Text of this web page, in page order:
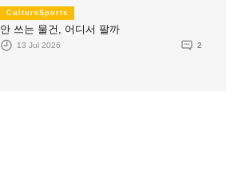
CultureSports
안 쓰는 물건, 어디서 팔까
13 Jul 2026 2